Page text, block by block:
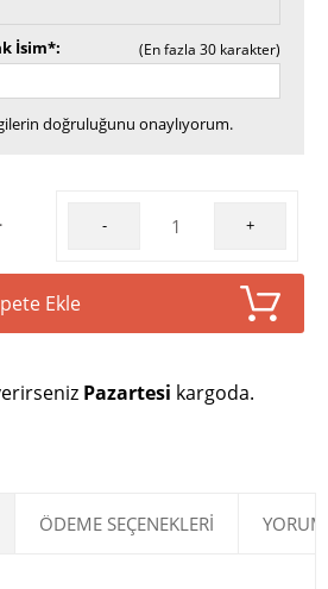
İsim* (En fazla 30 karakter)
doğruluğunu onaylıyorum.
- +
Ekle
Pazartesi kargoda.
ÖDEME SEÇENEKLERI